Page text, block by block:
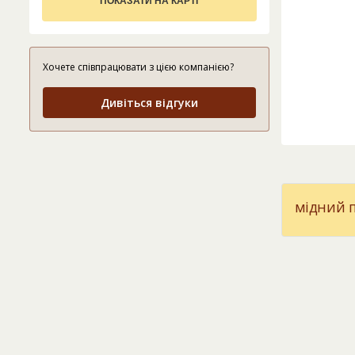
Хочете співпрацювати з цією компанією?
Дивіться відгуки
мідний